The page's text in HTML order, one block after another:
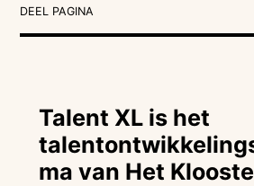
DEEL PAGINA
Talent XL is het
ma van Het